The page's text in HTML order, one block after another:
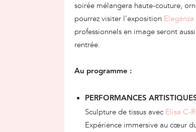
soirée mélangera haute-couture,
pourrez visiter l’exposition Eleganza
professionnels en image seront
rentrée.
Au programme :
PERFORMANCES
Sculpture de tissus avec Elisa C-
Expérience immersive au cœur